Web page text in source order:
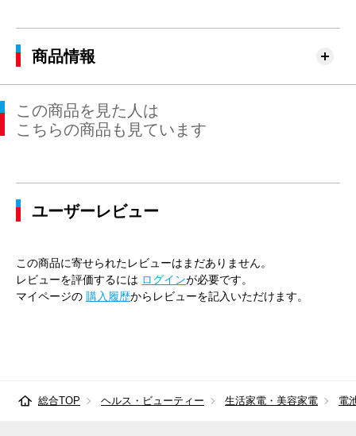
商品情報
この商品を見た人は
こちらの商品も見ています
ユーザーレビュー
この商品に寄せられたレビューはまだありません。
レビューを評価するには ログインが必要です。
マイページの 購入履歴からレビューを記入いただけます。
総合TOP ヘルス・ビューティー 生活家電・美容家電 電